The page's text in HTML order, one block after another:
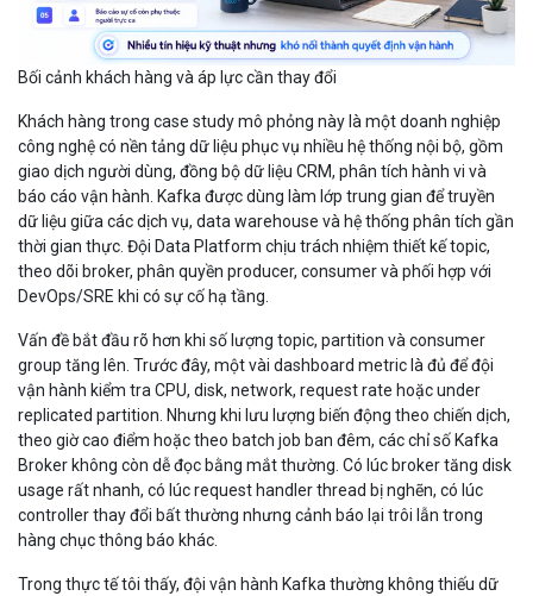
Bối cảnh khách hàng và áp lực cần thay đổi
Khách hàng trong case study mô phỏng này là một doanh nghiệp
công nghệ có nền tảng dữ liệu phục vụ nhiều hệ thống nội bộ, gồm
giao dịch người dùng, đồng bộ dữ liệu CRM, phân tích hành vi và
báo cáo vận hành. Kafka được dùng làm lớp trung gian để truyền
dữ liệu giữa các dịch vụ, data warehouse và hệ thống phân tích gần
thời gian thực. Đội Data Platform chịu trách nhiệm thiết kế topic,
theo dõi broker, phân quyền producer, consumer và phối hợp với
DevOps/SRE khi có sự cố hạ tầng.
Vấn đề bắt đầu rõ hơn khi số lượng topic, partition và consumer
group tăng lên. Trước đây, một vài dashboard metric là đủ để đội
vận hành kiểm tra CPU, disk, network, request rate hoặc under
replicated partition. Nhưng khi lưu lượng biến động theo chiến dịch,
theo giờ cao điểm hoặc theo batch job ban đêm, các chỉ số Kafka
Broker không còn dễ đọc bằng mắt thường. Có lúc broker tăng disk
usage rất nhanh, có lúc request handler thread bị nghẽn, có lúc
controller thay đổi bất thường nhưng cảnh báo lại trôi lẫn trong
hàng chục thông báo khác.
Trong thực tế tôi thấy, đội vận hành Kafka thường không thiếu dữ